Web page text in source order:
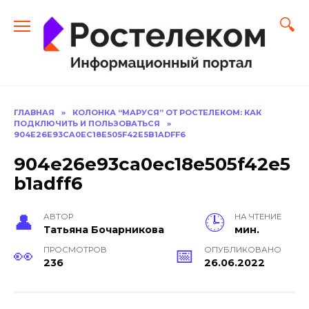
содержанию
ГЛАВНАЯ »
КОЛОНКА “МАРУСЯ” ОТ РОСТЕЛЕКОМ: КАК
ПОДКЛЮЧИТЬ И ПОЛЬЗОВАТЬСЯ
»
904E26E93CA0EC18E505F42E5B1ADFF6
904e26e93ca0ec18e505f42e5
b1adff6
АВТОР
Тать­яна Бо­чар­ни­кова
НА ЧТЕНИЕ
мин.
ПРОСМОТРОВ
236
ОПУБЛИКОВАНО
26.06.2022